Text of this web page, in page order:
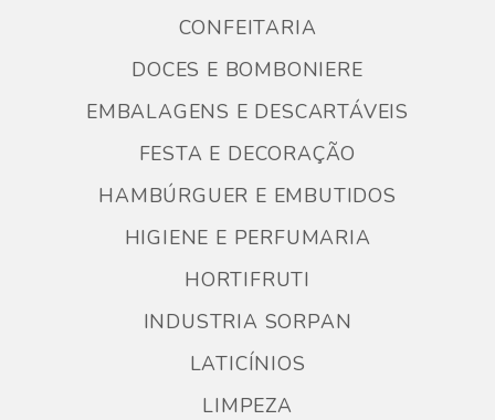
CONFEITARIA
DOCES E BOMBONIERE
EMBALAGENS E DESCARTÁVEIS
FESTA E DECORAÇÃO
HAMBÚRGUER E EMBUTIDOS
HIGIENE E PERFUMARIA
HORTIFRUTI
INDUSTRIA SORPAN
LATICÍNIOS
LIMPEZA